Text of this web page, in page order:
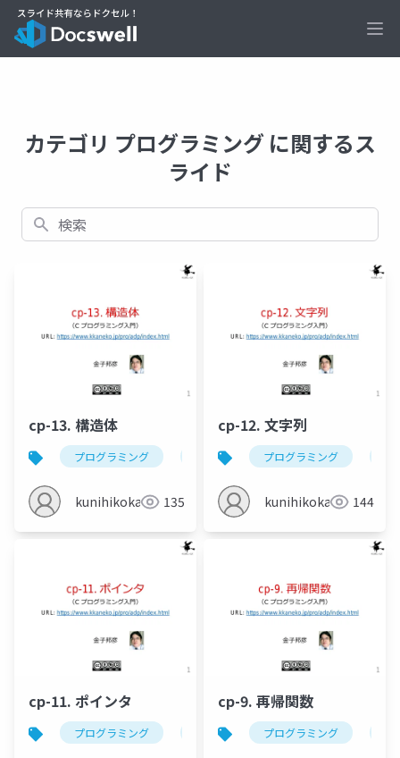
カテゴリ プログラミング に関するス
ライド
検索
cp-13. 構造体
プログラミング 構造体 リスト
kunihikokaneko135
cp-12. 文字列
プログラミング
kunihikokaneko144
cp-11. ポインタ
プログラミング ポインタ メモリアド
cp-9. 再帰関数
プログラミング